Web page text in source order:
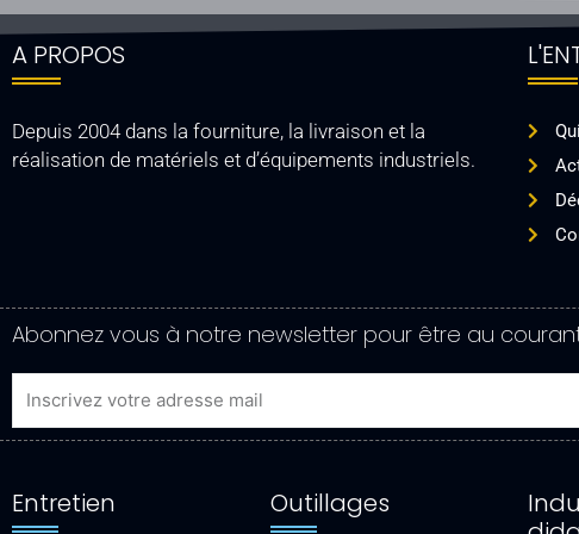
A PROPOS
Depuis 2004 dans la fourniture, la livraison et la
réalisation de matériels et d’équipements industriels.
Abonnez vous à notre newsletter pour être au
Entretien Outillages